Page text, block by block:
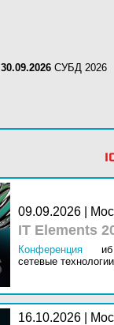
30.09.2026 СУБД 2026
09.09.2026 |
IT Elements
Конференция
сетевые
16.10.2026 |